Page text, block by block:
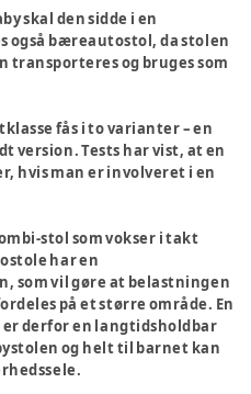
skal den sidde i en
også bæreautostol, da stolen
transporteres og bruges som
fås i to varianter – en
version. Tests har vist, at en
hvis man er involveret i en
stol som vokser i takt
har en
som vil gøre at belastningen
på et større område. En
derfor en langtidsholdbar
og helt til barnet kan